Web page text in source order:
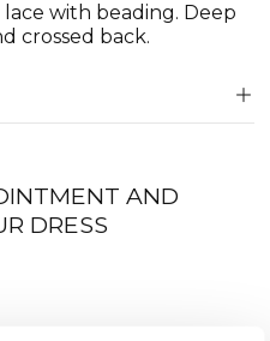
with beading. Deep
crossed back.
AND
DRESS